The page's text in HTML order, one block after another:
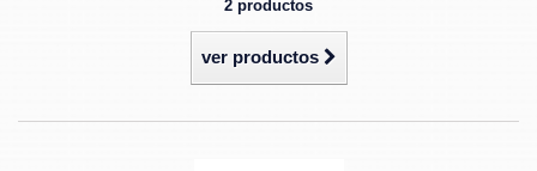
2 productos
ver productos